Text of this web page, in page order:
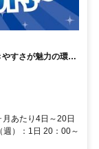
すさが魅力の環境
能！日払いも
・短期もOK！あな
経験者大歓迎！年
あたり4日～20日
週）：1日 20：00～